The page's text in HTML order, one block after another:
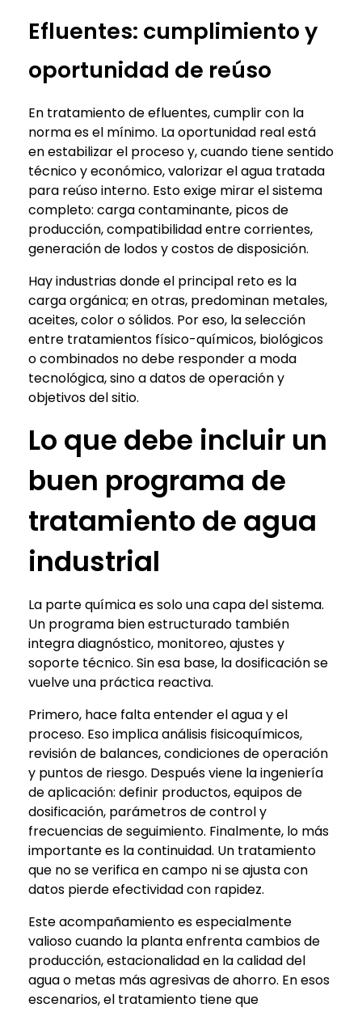
Efluentes: cumplimiento y
oportunidad de reúso
En tratamiento de efluentes, cumplir con la
norma es el mínimo. La oportunidad real está
en estabilizar el proceso y, cuando tiene sentido
técnico y económico, valorizar el agua tratada
para reúso interno. Esto exige mirar el sistema
completo: carga contaminante, picos de
producción, compatibilidad entre corrientes,
generación de lodos y costos de disposición.
Hay industrias donde el principal reto es la
carga orgánica; en otras, predominan metales,
aceites, color o sólidos. Por eso, la selección
entre tratamientos físico-químicos, biológicos
o combinados no debe responder a moda
tecnológica, sino a datos de operación y
objetivos del sitio.
Lo que debe incluir un
buen programa de
tratamiento de agua
industrial
La parte química es solo una capa del sistema.
Un programa bien estructurado también
integra diagnóstico, monitoreo, ajustes y
soporte técnico. Sin esa base, la dosificación se
vuelve una práctica reactiva.
Primero, hace falta entender el agua y el
proceso. Eso implica análisis fisicoquímicos,
revisión de balances, condiciones de operación
y puntos de riesgo. Después viene la ingeniería
de aplicación: definir productos, equipos de
dosificación, parámetros de control y
frecuencias de seguimiento. Finalmente, lo más
importante es la continuidad. Un tratamiento
que no se verifica en campo ni se ajusta con
datos pierde efectividad con rapidez.
Este acompañamiento es especialmente
valioso cuando la planta enfrenta cambios de
producción, estacionalidad en la calidad del
agua o metas más agresivas de ahorro. En esos
escenarios, el tratamiento tiene que